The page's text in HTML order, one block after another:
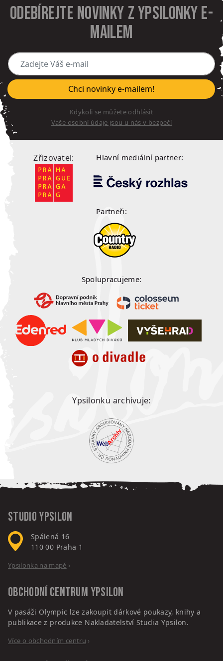
Odebírejte novinky z Ypsilonky e-
mailem
Zadejte Váš e-mail
Chci novinky e-mailem!
Kdykoli se můžete odhlásit
Vaše osobní údaje jsou u nás v bezpečí
Zřizovatel: Hlavní mediální partner:
Partneři:
Spolupracujeme:
Ypsilonku archivuje:
Studio Ypsilon
Spálená 16
110 00 Praha 1
Ypsilonka na mapě ›
Obchodní centrum Ypsilon
V pasáži Olympic lze zakoupit dárkové poukazy, knihy a
publikace z produkce Nakladatelství Studia Ypsilon.
Více o obchodním centru ›